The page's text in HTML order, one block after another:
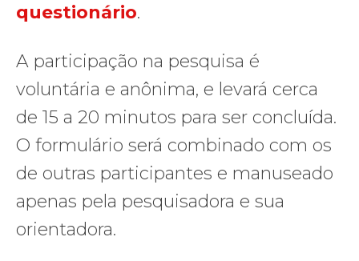
questionário.
A participação na pesquisa é
voluntária e anônima, e levará cerca
de 15 a 20 minutos para ser concluída.
O formulário será combinado com os
de outras participantes e manuseado
apenas pela pesquisadora e sua
orientadora.